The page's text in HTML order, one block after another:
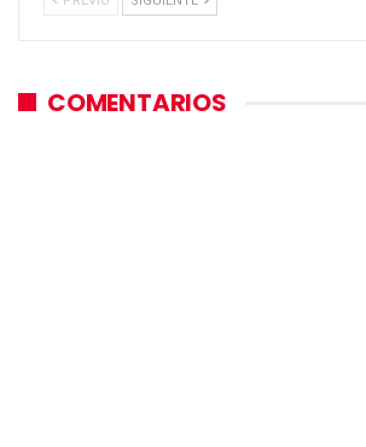
COMENTARIOS